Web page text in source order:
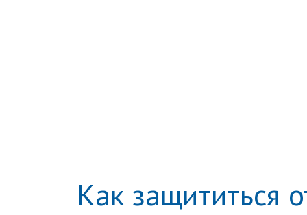
Как защититься